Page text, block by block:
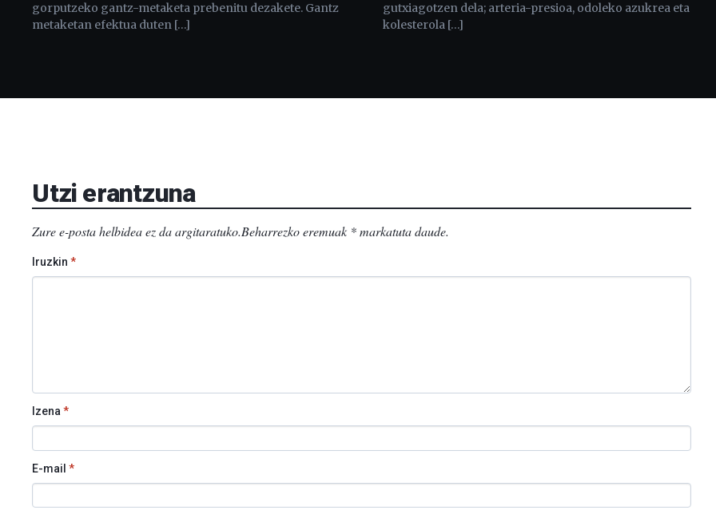
gorputzeko gantz-metaketa prebenitu dezakete. Gantz
metaketan efektua duten […]
gutxiagotzen dela; arteria-presioa, odoleko azukrea eta
kolesterola […]
Utzi erantzuna
Zure e-posta helbidea ez da argitaratuko.Beharrezko eremuak *markatuta daude.
Iruzkin*
Izena*
E-mail*